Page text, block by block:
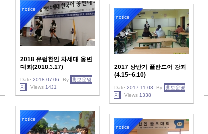
notice
2018 유럽한인 차세대 웅변
대회(2018.3.17)
Date 2018.07.06 By
홍보운영
자
Views 1421
notice
2017 상반기 폴란드어 강좌
(4.15~6.10)
Date 2017.11.03 By
홍보운영
자
Views 1338
notice
notice